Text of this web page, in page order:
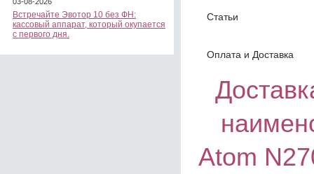
Встречайте Эвотор 10 без ФН:
кассовый аппарат, который окупается
с первого дня.
Статьи
Оплата и Доставка
Atom